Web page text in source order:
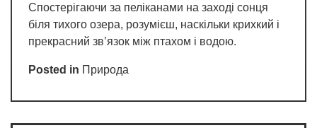
Спостерігаючи за пеліканами на заході сонця
біля тихого озера, розумієш, наскільки крихкий і
прекрасний зв’язок між птахом і водою.
Posted in Природа